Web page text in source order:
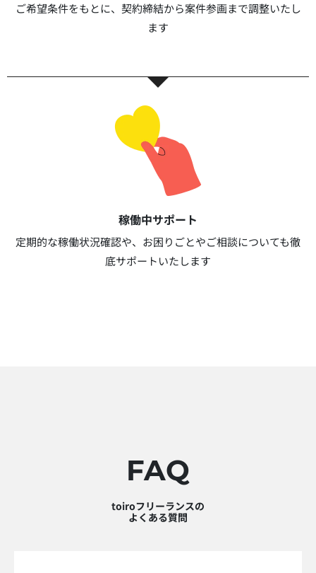
ご希望条件をもとに、契約締結から案件参画まで調整いたし
ます​​
稼働中サポート​
定期的な稼働状況確認や、お困りごとやご相談についても徹
底サポートいたします​​
FAQ
toiroフリーランスの
よくある質問